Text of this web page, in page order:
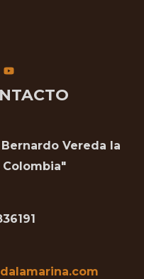
Vereda la
Colombia"